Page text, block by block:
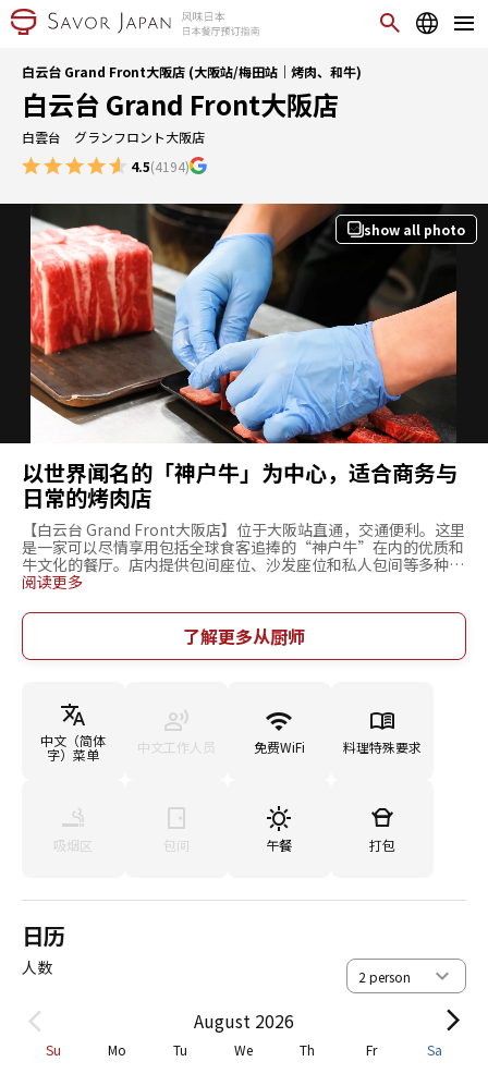
白云台 Grand Front大阪店 (大阪站/梅田站｜烤肉、和牛)
白云台 Grand Front大阪店
白雲台 グランフロント大阪店
4.5(4194)
show all photo
以世界闻名的「神户牛」为中心，适合商务与
日常的烤肉店
【白云台 Grand Front大阪店】位于大阪站直通，交通便利。这里
是一家可以尽情享用包括全球食客追捧的“神户牛”在内的优质和
牛文化的餐厅。店内提供包间座位、沙发座位和私人包间等多种座
位选择，能够满足各种需求。为了让海外客人也能轻松体验和牛文
常适合接待海外客人。在充满活力的店员服务下，您可以享用美味
的烤肉，这家店每天都吸引了从小朋友到老年人的众多顾客。餐厅
靠近主要车站，无论是商务场合还是私人聚餐，都非常方便使用。
阅读更多
了解更多从厨师
中文（简体
字）菜单 中文工作人员 免费WiFi 料理特殊要求
吸烟区 包间 午餐 打包
日历
人数
August 2026
Su Mo Tu We Th Fr Sa